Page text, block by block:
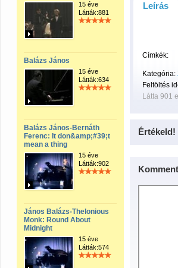
15 éve
Látták:881
Balázs János
15 éve
Látták:634
Balázs János-Bernáth
Ferenc: It don&amp;#39;t
mean a thing
15 éve
Látták:902
János Balázs-Thelonious
Monk: Round About
Midnight
15 éve
Látták:574
Leírás
Címkék:
Kategória:
Feltöltés
Látta 901
Értékeld!